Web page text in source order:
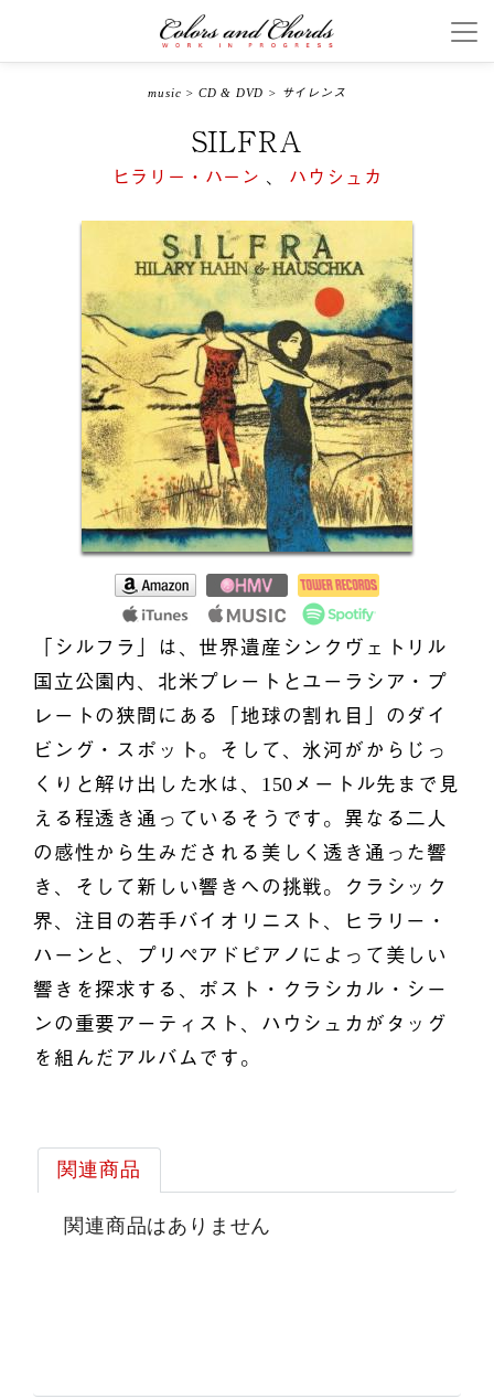
music > CD & DVD > サイレンス
SILFRA
ヒラリー・ハーン 、 ハウシュカ
「シルフラ」は、世界遺産シンクヴェトリル
国立公園内、北米プレートとユーラシア・プ
レートの狭間にある「地球の割れ目」のダイ
ビング・スポット。そして、氷河がからじっ
くりと解け出した水は、150メートル先まで見
える程透き通っているそうです。異なる二人
の感性から生みだされる美しく透き通った響
き、そして新しい響きへの挑戦。クラシック
界、注目の若手バイオリニスト、ヒラリー・
ハーンと、プリペアドピアノによって美しい
響きを探求する、ポスト・クラシカル・シー
ンの重要アーティスト、ハウシュカがタッグ
を組んだアルバムです。
関連商品
関連商品はありません